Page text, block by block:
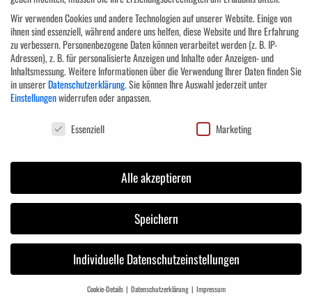
Zusammensetzung des Projektteams
Auswertung des Projektverlaufs
Kommunikationstechniken im Projektteam
Der erfolgreiche Abschluss von Projekten
Zielgruppe
Das Seminar „Projektmanagement in der Praxis“ richtet sich an Projektleiter
und Projektteammitglieder aller Hierarchiestufen, die ihre Projekte noch
erfolgreicher umsetzen möchten.
AUGUST, 2026
Wir verwenden Cookies und andere Technologien auf unserer Website. Einige von
ihnen sind essenziell, während andere uns helfen, diese Website und Ihre Erfahrung
zu verbessern. Personenbezogene Daten können verarbeitet werden (z. B. IP-
Adressen), z. B. für personalisierte Anzeigen und Inhalte oder Anzeigen- und
Inhaltsmessung.Weitere Informationen über die Verwendung Ihrer Daten finden Sie
in unsererDatenschutzerklärung.Sie können Ihre Auswahl jederzeit unter
Einstellungenwiderrufen oder anpassen.
Datenschutzeinstellungen
Essenziell Marketing
Alle akzeptieren
Speichern
Individuelle Datenschutzeinstellungen
Cookie-Details Datenschutzerklärung Impressum